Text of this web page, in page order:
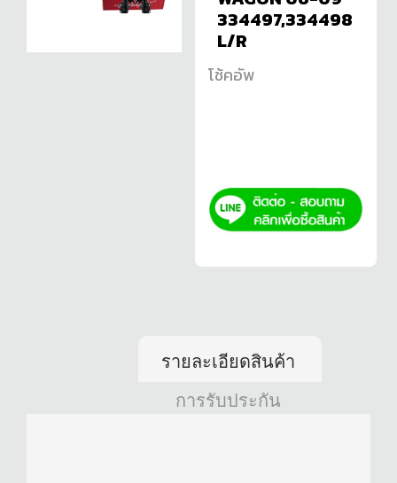
334497,334498
L/R
โช้คอัพ
รายละเอียดสินค้า
การรับประกัน